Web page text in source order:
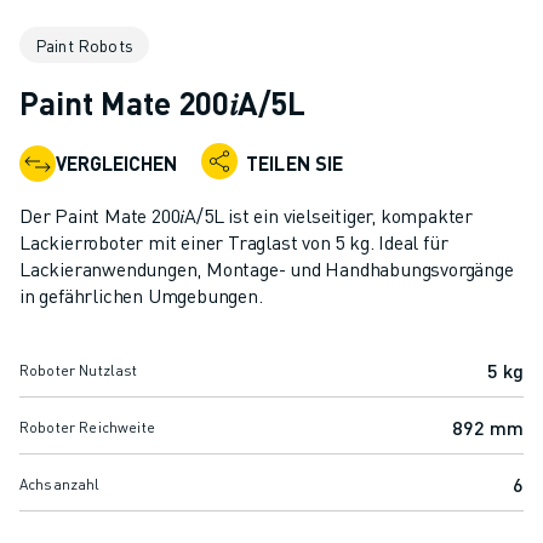
ROBOTERPALETTE
ROBOTER-ZUBEHÖR
ROBOTER-SOFTWARE
SIMULATIONSSOFTWARE
ROBOTIK-PRODUKTE FÜR DEN BILDUNGSBEREICH
ROBOTER-AUTOMATISIERUNG
KOMPAKTE CNC-BEARBEITUNGSZENTREN
ROBODRILL-FILTER
ROBODRILL HARDWARE
ROBODRILL SOFTWARE
ROBODRILL VORBEUGENDE WARTUNG
ROBODRILL NACHHALTIGKEIT
ROBODRILL ROBOTER-PAKET
ROBODRILL BILDUNGSPAKET
Paint Robots
Paint Mate 200𝑖A/5L
VERGLEICHEN TEILEN SIE
Der Paint Mate 200𝑖A/5L ist ein vielseitiger, kompakter
Lackierroboter mit einer Traglast von 5 kg. Ideal für
Lackieranwendungen, Montage- und Handhabungsvorgänge
in gefährlichen Umgebungen.
Roboter Nutzlast 5 kg
Roboter Reichweite 892 mm
Achsanzahl 6